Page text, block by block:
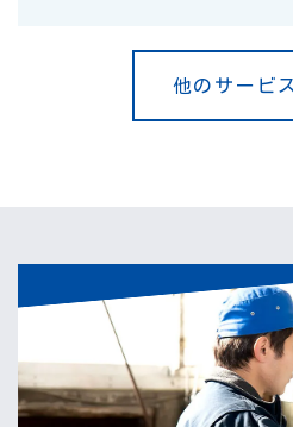
他のサービ